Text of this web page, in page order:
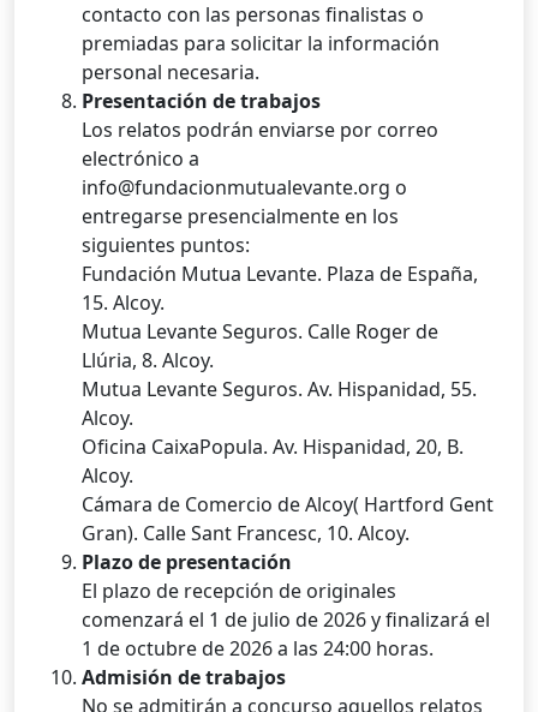
contacto con las personas finalistas o
premiadas para solicitar la información
personal necesaria.
Presentación de trabajos
Los relatos podrán enviarse por correo
electrónico a
info@fundacionmutualevante.org o
entregarse presencialmente en los
siguientes puntos:
Fundación Mutua Levante. Plaza de España,
15. Alcoy.
Mutua Levante Seguros. Calle Roger de
Llúria, 8. Alcoy.
Mutua Levante Seguros. Av. Hispanidad, 55.
Alcoy.
Oficina CaixaPopula. Av. Hispanidad, 20, B.
Alcoy.
Cámara de Comercio de Alcoy( Hartford Gent
Gran). Calle Sant Francesc, 10. Alcoy.
Plazo de presentación
El plazo de recepción de originales
comenzará el 1 de julio de 2026 y finalizará el
1 de octubre de 2026 a las 24:00 horas.
Admisión de trabajos
No se admitirán a concurso aquellos relatos